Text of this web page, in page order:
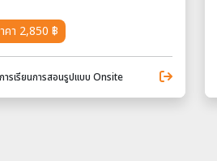
คา 2,850 ฿
ารเรียนการสอนรูปแบบ Onsite